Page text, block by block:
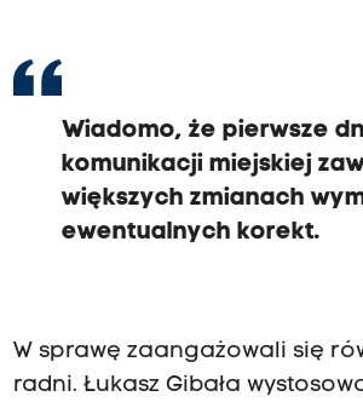
Wiadomo, że pierwsze
komunikacji miejskiej
większych zmianach
ewentualnych korekt.
W sprawę zaangażowali się
radni. Łukasz Gibała